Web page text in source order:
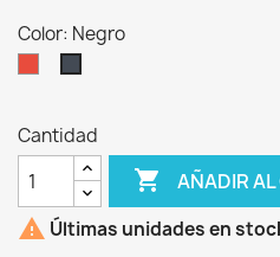
Color: Negro
Cantidad
 AÑADIR
 Últimas unidades en